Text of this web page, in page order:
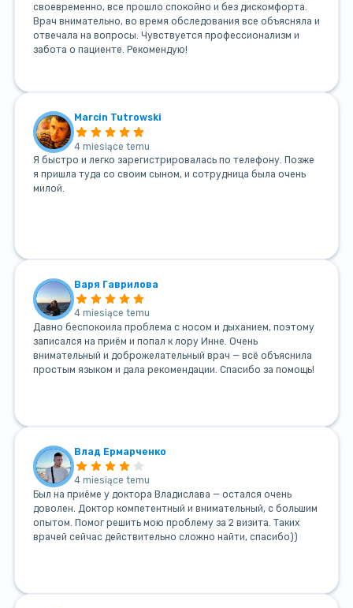
своевременно, все прошло спокойно и без дискомфорта.
Врач внимательно, во время обследования все объясняла и
отвечала на вопросы. Чувствуется профессионализм и
забота о пациенте. Рекомендую!
Marcin Tutrowski
4 miesiące temu
Я быстро и легко зарегистрировалась по телефону. Позже
я пришла туда со своим сыном, и сотрудница была очень
милой.
Варя Гаврилова
4 miesiące temu
Давно беспокоила проблема с носом и дыханием, поэтому
записался на приём и попал к лору Инне. Очень
внимательный и доброжелательный врач — всё объяснила
простым языком и дала рекомендации. Спасибо за помощь!
Влад Ермарченко
4 miesiące temu
Был на приёме у доктора Владислава — остался очень
доволен. Доктор компетентный и внимательный, с большим
опытом. Помог решить мою проблему за 2 визита. Таких
врачей сейчас действительно сложно найти, спасибо))